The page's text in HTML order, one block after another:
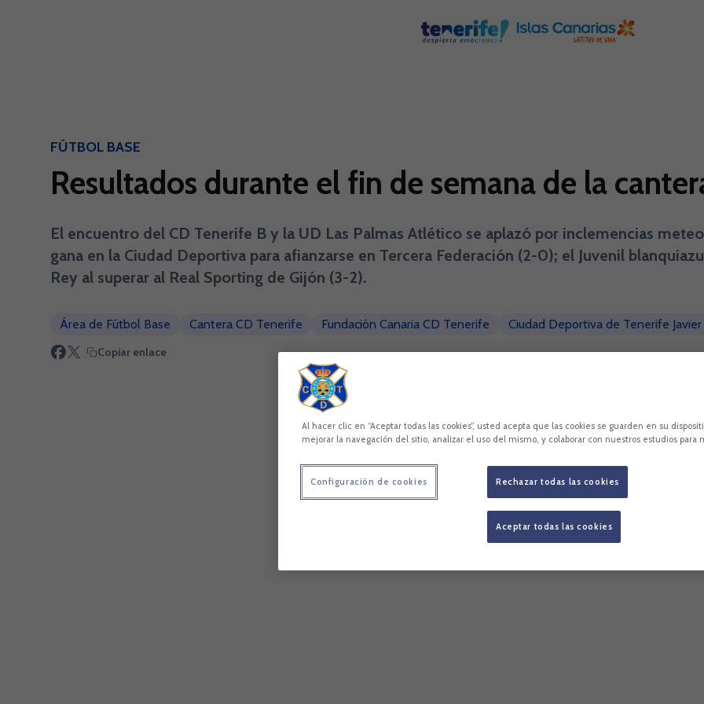
FÚTBOL BASE
Resultados durante el fin de semana de la
El encuentro del CD Tenerife B y la UD Las Palmas Atlético se aplazó por inclemencias
gana en la Ciudad Deportiva para afianzarse en Tercera Federación (2-0); el Juvenil
Rey al superar al Real Sporting de Gijón (3-2).
Área de Fútbol Base Cantera CD Tenerife Fundación Canaria CD Tenerife Ciudad Deportiva de Tenerife
Copiar enlace
Al hacer clic en “Aceptar todas las cookies”, usted acepta que las cookies se guarden en su
mejorar la navegación del sitio, analizar el uso del mismo, y colaborar con nuestros estudios para
Rechazar todas las cookies
Aceptar todas las cookies
Configuración de cookies